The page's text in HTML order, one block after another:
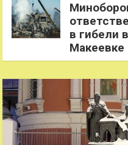
в гибели
Макеевке